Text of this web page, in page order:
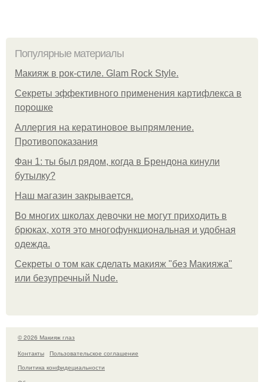
Популярные материалы
Макияж в рок-стиле. Glam Rock Style.
Секреты эффективного применения картифлекса в
порошке
Аллергия на кератиновое выпрямление.
Противопоказания
Фан 1: ты был рядом, когда в Брендона кинули
бутылку?
Нaш магaзин зaкрывaeтся.
Во многих школах девочки не могут приходить в
брюках, хотя это многофункциональная и удобная
одежда.
Секреты о том как сделать макияж "без Макияжа"
или безупречный Nude.
© 2026 Макияж глаз
Контакты
Пользовательское соглашение
Политика конфидециальности